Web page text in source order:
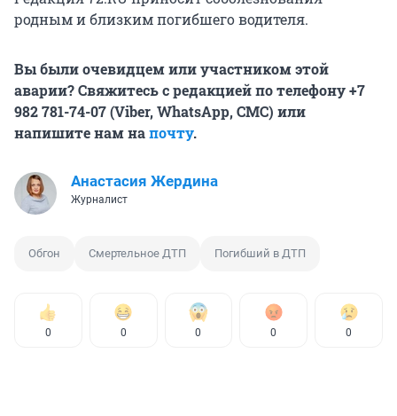
родным и близким погибшего водителя.
Вы были очевидцем или участником этой
аварии? Свяжитесь с редакцией по телефону+7
982 781-74-07(Viber, WhatsApp, СМС) или
напишите нам напочту.
Анастасия Жердина
Журналист
Обгон Смертельное ДТП Погибший в ДТП
0 0 0 0 0